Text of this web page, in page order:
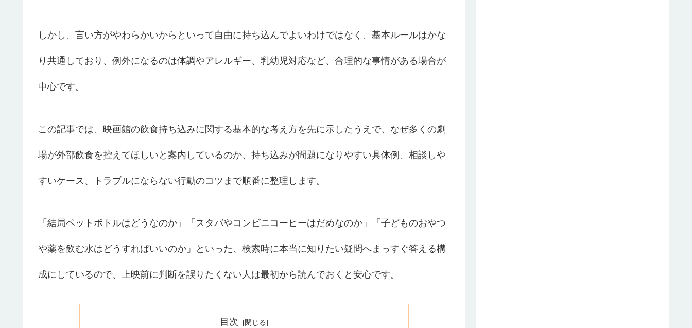
しかし、言い方がやわらかいからといって自由に持ち込んでよいわけではなく、基本ルールはかな
り共通しており、例外になるのは体調やアレルギー、乳幼児対応など、合理的な事情がある場合が
中心です。
この記事では、映画館の飲食持ち込みに関する基本的な考え方を先に示したうえで、なぜ多くの劇
場が外部飲食を控えてほしいと案内しているのか、持ち込みが問題になりやすい具体例、相談しや
すいケース、トラブルにならない行動のコツまで順番に整理します。
「結局ペットボトルはどうなのか」「スタバやコンビニコーヒーはだめなのか」「子どものおやつ
や薬を飲む水はどうすればいいのか」といった、検索時に本当に知りたい疑問へまっすぐ答える構
成にしているので、上映前に判断を誤りたくない人は最初から読んでおくと安心です。
目次